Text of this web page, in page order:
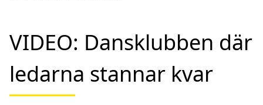
VIDEO: Dansklubben där
ledarna stannar kvar